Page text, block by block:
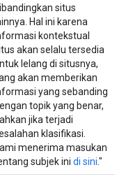
situs
Hal ini karena
kontekstual
akan selalu tersedia
lelang di situsnya,
akan memberikan
yang sebanding
topik yang benar,
jika terjadi
klasifikasi.
menerima masukan
subjek ini di sini."